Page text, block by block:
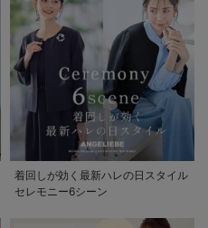
着回しが効く最新ハレの日スタイル
セレモニー6シーン